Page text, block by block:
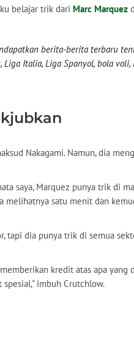
belajar trik dari Marc Marquez
berita-berita terbaru
Italia, Liga Spanyol, bola voli,
Nakagami. Namun, dia
saya, Marquez punya trik di
melihatnya satu menit dan
tapi dia punya trik di semua
kredit atas apa yang
spesial," imbuh Crutchlow.